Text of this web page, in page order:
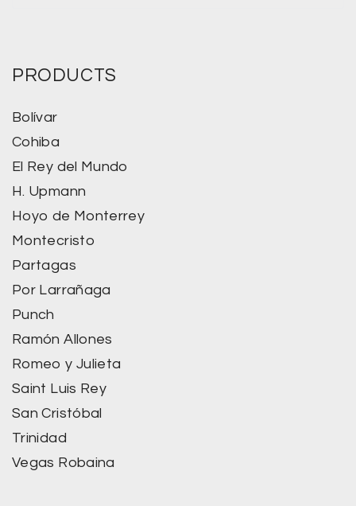
PRODUCTS
Bolívar
Cohiba
El Rey del Mundo
H. Upmann
Hoyo de Monterrey
Montecristo
Partagas
Por Larrañaga
Punch
Ramón Allones
Romeo y Julieta
Saint Luis Rey
San Cristóbal
Trinidad
Vegas Robaina